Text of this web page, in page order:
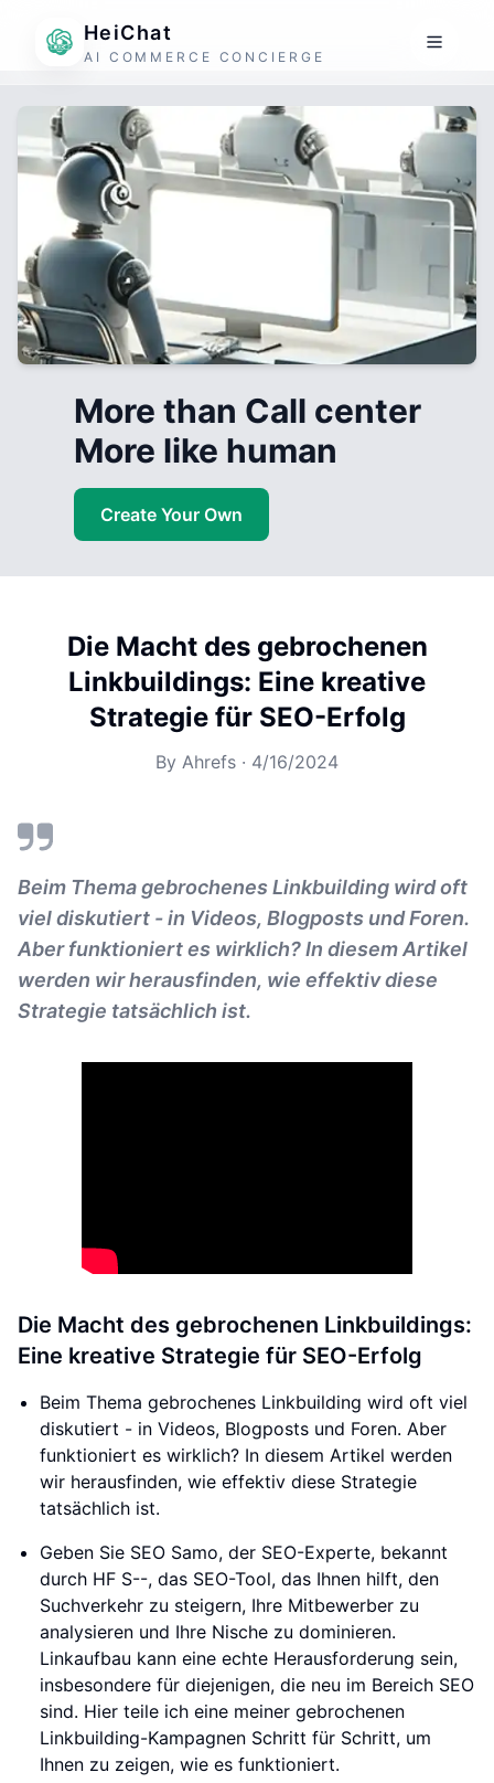
HeiChat
AI COMMERCE CONCIERGE
More than Call center
More like human
Create Your Own
Die Macht des gebrochenen
Linkbuildings: Eine kreative
Strategie für SEO-Erfolg
By Ahrefs · 4/16/2024
Beim Thema gebrochenes Linkbuilding wird oft
viel diskutiert - in Videos, Blogposts und Foren.
Aber funktioniert es wirklich? In diesem Artikel
werden wir herausfinden, wie effektiv diese
Strategie tatsächlich ist.
Die Macht des gebrochenen Linkbuildings:
Eine kreative Strategie für SEO-Erfolg
Beim Thema gebrochenes Linkbuilding wird oft viel
diskutiert - in Videos, Blogposts und Foren. Aber
funktioniert es wirklich? In diesem Artikel werden
wir herausfinden, wie effektiv diese Strategie
tatsächlich ist.
Geben Sie SEO Samo, der SEO-Experte, bekannt
durch HF S--, das SEO-Tool, das Ihnen hilft, den
Suchverkehr zu steigern, Ihre Mitbewerber zu
analysieren und Ihre Nische zu dominieren.
Linkaufbau kann eine echte Herausforderung sein,
insbesondere für diejenigen, die neu im Bereich SEO
sind. Hier teile ich eine meiner gebrochenen
Linkbuilding-Kampagnen Schritt für Schritt, um
Ihnen zu zeigen, wie es funktioniert.